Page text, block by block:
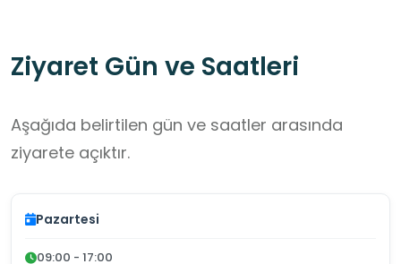
Ziyaret Gün ve Saatleri
Aşağıda belirtilen gün ve saatler arasında
ziyarete açıktır.
Pazartesi
09:00 - 17:00